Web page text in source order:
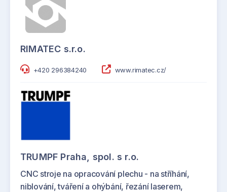
RIMATEC s.r.o.
+420 296384240 www.rimatec.cz/
TRUMPF Praha, spol. s r.o.
CNC stroje na opracování plechu - na stříhání,
niblování, tváření a ohýbání, řezání laserem,